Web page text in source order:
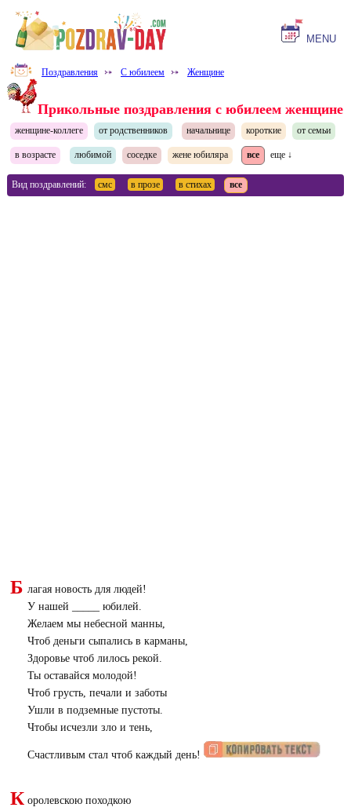
MENU
Поздравления ⤐ С юбилеем ⤐ Женщине
Прикольные поздравления с юбилеем женщине
женщине-коллеге от родственников начальнице короткие от семьи
в возрасте любимой соседке жене юбиляра все еще ↓
Вид поздравлений: смс в прозе в стихах все
Б лагая новость для людей!
У нашей _____ юбилей.
Желаем мы небесной манны,
Чтоб деньги сыпались в карманы,
Здоровье чтоб лилось рекой.
Ты оставайся молодой!
Чтоб грусть, печали и заботы
Ушли в подземные пустоты.
Чтобы исчезли зло и тень,
Счастливым стал чтоб каждый день!
К оролевскою походкою